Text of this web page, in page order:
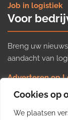
Cookies op
We plaatsen
Job in logistiek
Voor
Breng uw
aandacht van
Adverteren op
Nieuws
Uw video op
Job plaatsen